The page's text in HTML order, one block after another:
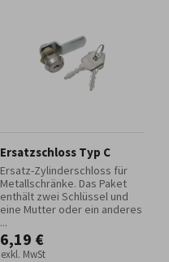
Ersatzschloss Typ C
Ersatz-Zylinderschloss für
Metallschränke. Das Paket
enthält zwei Schlüssel und
eine Mutter oder ein anderes
...
6,19 €
exkl. MwSt